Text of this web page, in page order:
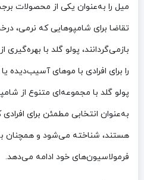
میل را به‌عنوان یکی از محصولات
تقاضا برای شامپوهایی که نرمی،
بازمی‌گردانند، پولو گلد با
را برای افرادی با موهای آسیب‌دیده
پولو گلد با مجموعه‌ای متنوع از
به‌عنوان انتخابی مطمئن برای
هستند، شناخته می‌شود و همچنان
فرمولاسیون‌های خود ادامه می‌دهد.